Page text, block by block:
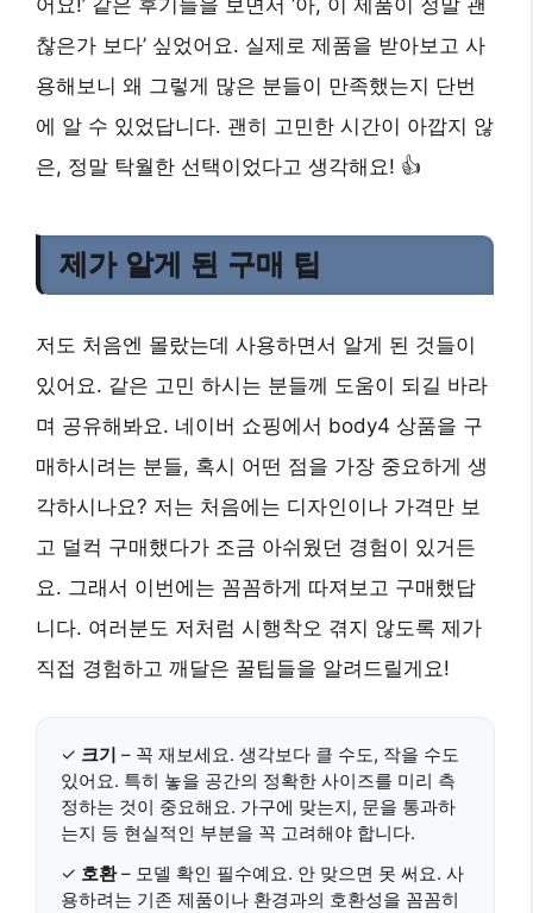
어요!’ 같은 후기들을 보면서 ‘아, 이 제품이 정말 괜
찮은가 보다’ 싶었어요. 실제로 제품을 받아보고 사
용해보니 왜 그렇게 많은 분들이 만족했는지 단번
에 알 수 있었답니다. 괜히 고민한 시간이 아깝지 않
은, 정말 탁월한 선택이었다고 생각해요! 👍
제가 알게 된 구매 팁
저도 처음엔 몰랐는데 사용하면서 알게 된 것들이
있어요. 같은 고민 하시는 분들께 도움이 되길 바라
며 공유해봐요. 네이버 쇼핑에서 body4 상품을 구
매하시려는 분들, 혹시 어떤 점을 가장 중요하게 생
각하시나요? 저는 처음에는 디자인이나 가격만 보
고 덜컥 구매했다가 조금 아쉬웠던 경험이 있거든
요. 그래서 이번에는 꼼꼼하게 따져보고 구매했답
니다. 여러분도 저처럼 시행착오 겪지 않도록 제가
직접 경험하고 깨달은 꿀팁들을 알려드릴게요!
✓ 크기 – 꼭 재보세요. 생각보다 클 수도, 작을 수도
있어요. 특히 놓을 공간의 정확한 사이즈를 미리 측
정하는 것이 중요해요. 가구에 맞는지, 문을 통과하
는지 등 현실적인 부분을 꼭 고려해야 합니다.
✓ 호환– 모델 확인 필수예요. 안 맞으면 못 써요. 사
용하려는 기존 제품이나 환경과의 호환성을 꼼꼼히